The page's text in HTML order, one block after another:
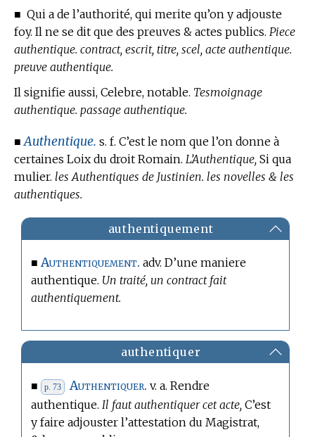
■ Qui a de l’authorité, qui merite qu’on y adjouste
foy. Il ne se dit que des preuves & actes publics. Piece
authentique. contract, escrit, titre, scel, acte authentique.
preuve authentique.
Il signifie aussi, Celebre, notable. Tesmoignage
authentique. passage authentique.
■ Authentique. s. f. C’est le nom que l’on donne à
certaines Loix du droit Romain. L’Authentique, Si qua
mulier. les Authentiques de Justinien. les novelles & les
authentiques.
authentiquement
■ Authentiquement. adv. D’une maniere
authentique. Un traité, un contract fait
authentiquement.
authentiquer
■ p. 73 Authentiquer. v. a. Rendre
authentique. Il faut authentiquer cet acte, C’est
y faire adjouster l’attestation du Magistrat,